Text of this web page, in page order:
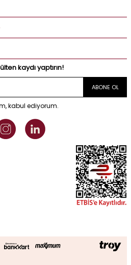
kaydı yaptırın!
ABONE OL
kabul ediyorum.